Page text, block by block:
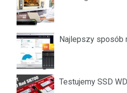
Najlepszy sposób
Testujemy SSD